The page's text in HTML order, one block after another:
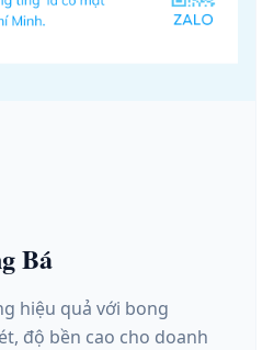
Bá
hiệu quả với bong
độ bền cao cho doanh